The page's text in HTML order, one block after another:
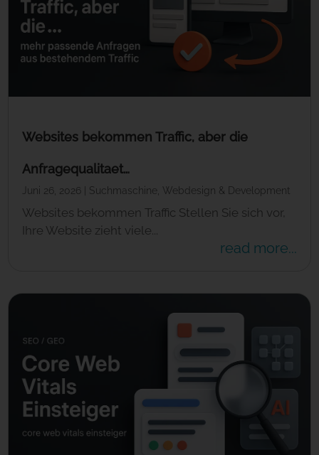
Websites bekommen Traffic, aber die
Anfragequalitaet…
Juni 26, 2026 Suchmaschine Webdesign & Development
Websites bekommen Traffic Stellen Sie sich vor,
Ihre Website zieht viele...
read more...